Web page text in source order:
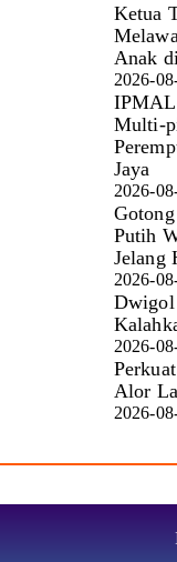
Ketua
Anak
2026-
Multi-
Jaya
2026-
Putih
Jelang
2026-
Dwigol
2026-
Alor
2026-